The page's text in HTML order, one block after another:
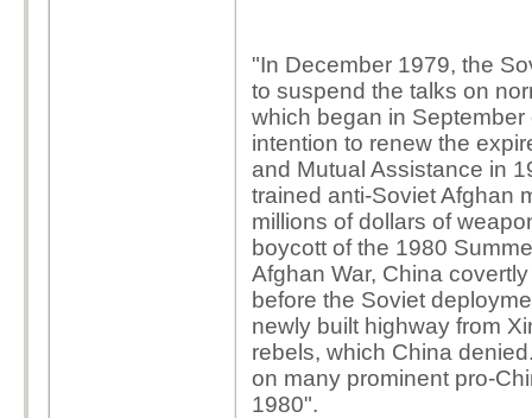
"In December 1979, the
to suspend the talks on
which began in
intention to renew the
and Mutual Assistance in
trained anti-Soviet Afghan
millions of dollars of
boycott of the 1980
Afghan War, China
before the Soviet
newly built highway from
rebels, which China
on many prominent pro-
1980".